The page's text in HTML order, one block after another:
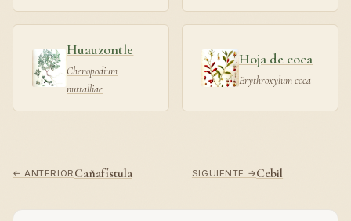
Huauzontle
Chenopodium
nuttalliae
Hoja de coca
Erythroxylum coca
← ANTERIORCañafístula SIGUIENTE →Cebil